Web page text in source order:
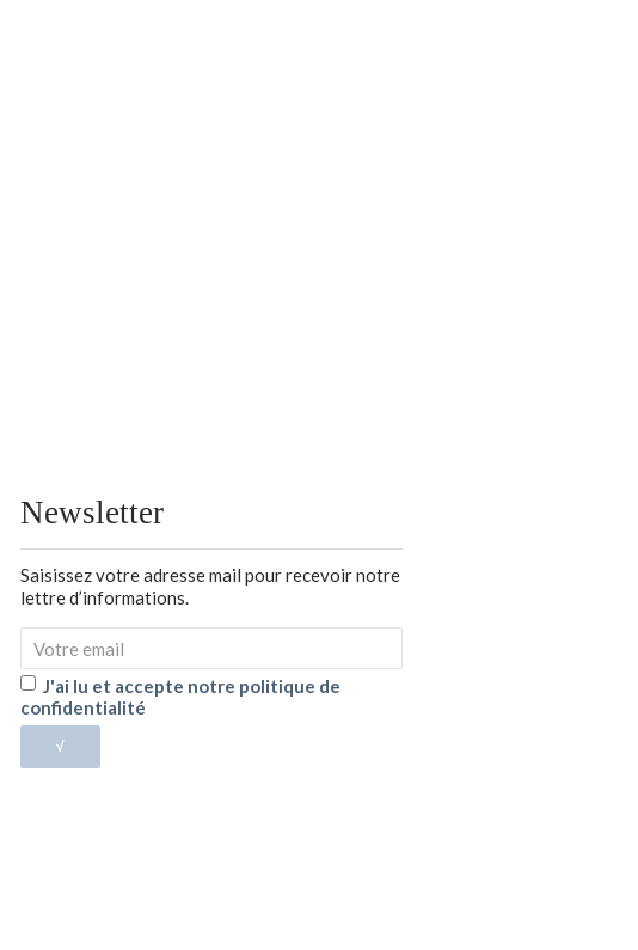
Newsletter
Saisissez votre adresse mail pour recevoir notre
lettre d’informations.
J'ai lu et accepte notre politique de
confidentialité
√